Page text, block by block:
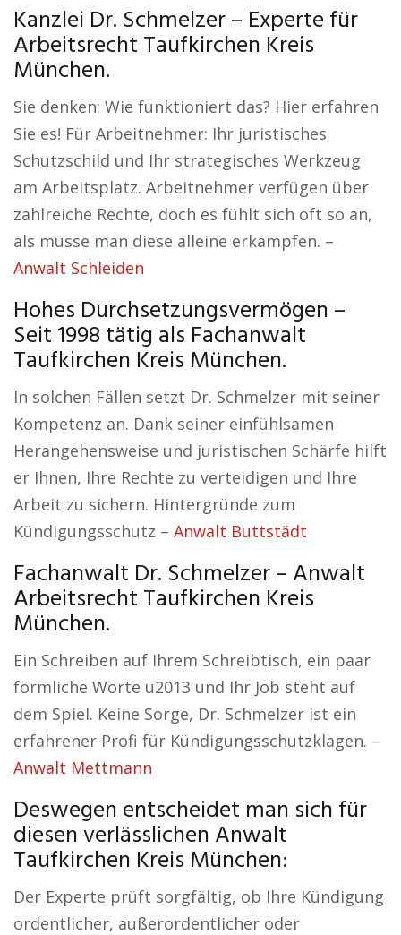
Kanzlei Dr. Schmelzer – Experte für
Arbeitsrecht Taufkirchen Kreis
München.
Sie denken: Wie funktioniert das? Hier erfahren
Sie es! Für Arbeitnehmer: Ihr juristisches
Schutzschild und Ihr strategisches Werkzeug
am Arbeitsplatz. Arbeitnehmer verfügen über
zahlreiche Rechte, doch es fühlt sich oft so an,
als müsse man diese alleine erkämpfen. –
Anwalt Schleiden
Hohes Durchsetzungsvermögen –
Seit 1998 tätig als Fachanwalt
Taufkirchen Kreis München.
In solchen Fällen setzt Dr. Schmelzer mit seiner
Kompetenz an. Dank seiner einfühlsamen
Herangehensweise und juristischen Schärfe hilft
er Ihnen, Ihre Rechte zu verteidigen und Ihre
Arbeit zu sichern. Hintergründe zum
Kündigungsschutz – Anwalt Buttstädt
Fachanwalt Dr. Schmelzer – Anwalt
Arbeitsrecht Taufkirchen Kreis
München.
Ein Schreiben auf Ihrem Schreibtisch, ein paar
förmliche Worte u2013 und Ihr Job steht auf
dem Spiel. Keine Sorge, Dr. Schmelzer ist ein
erfahrener Profi für Kündigungsschutzklagen. –
Anwalt Mettmann
Deswegen entscheidet man sich für
diesen verlässlichen Anwalt
Taufkirchen Kreis München:
Der Experte prüft sorgfältig, ob Ihre Kündigung
ordentlicher, außerordentlicher oder